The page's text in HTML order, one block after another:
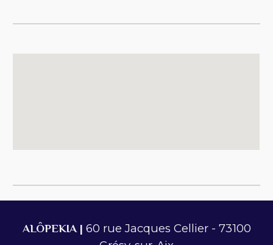
ALÔPEKIA | 60 rue Jacques Cellier - 73100